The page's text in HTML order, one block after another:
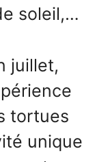
soleil,…
juillet,
tortues
unique